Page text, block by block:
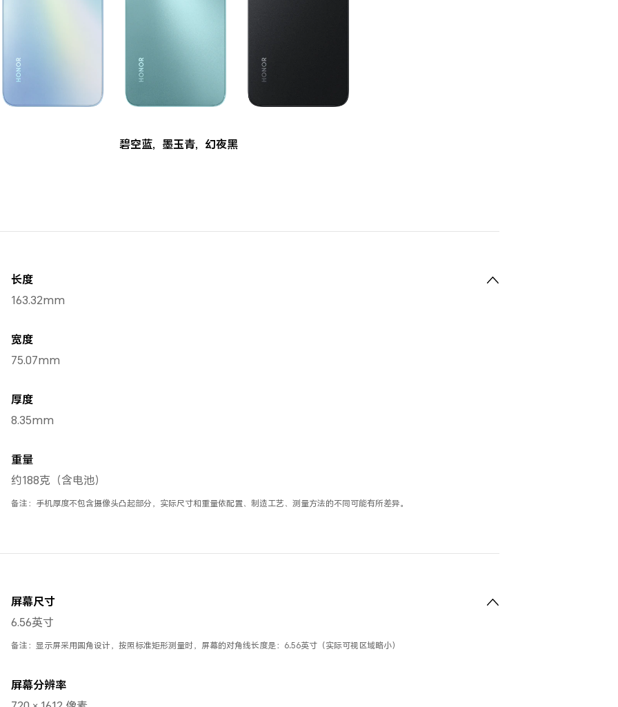
碧空蓝, 墨玉青, 幻夜黑
长度
163.32mm
宽度
75.07mm
厚度
8.35mm
重量
约188克（含电池）
备注：手机厚度不包含摄像头凸起部分，实际尺寸和重量依配置、制造工艺、测量方法的不同可能有所差异。
屏幕尺寸
6.56英寸
备注：显示屏采用圆角设计，按照标准矩形测量时，屏幕的对角线长度是：6.56英寸（实际可视区域略小）
屏幕分辨率